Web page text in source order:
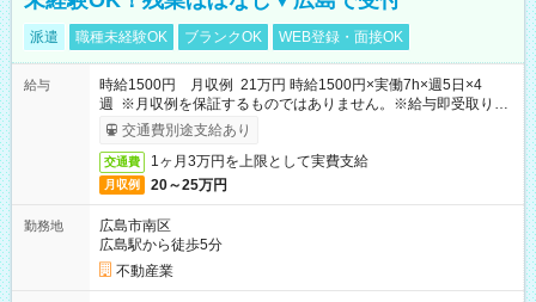
派遣 職種未経験OK ブランクOK WEB登録・面接OK
給与
時給1500円 月収例 21万円 時給1500円×実働7h×週5日×4
週 ※月収例を保証するものではありません。※給与即受取りサ
ービス利用可（利用条件有）
交通費別途支給あり
交通費 1ヶ月3万円を上限として実費支給
月収例 20～25万円
勤務地
広島市南区
広島駅から徒歩5分
不動産業